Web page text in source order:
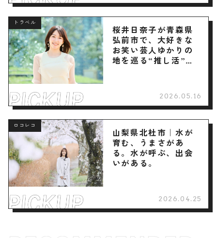
トラベル
桜井日奈子が青森県
弘前市で、大好きな
お笑い芸人ゆかりの
地を巡る“推し活”旅
2026.05.16
ロコレコ
山梨県北杜市｜水が
育む、うまさがあ
る。水が呼ぶ、出会
いがある。
2026.04.25